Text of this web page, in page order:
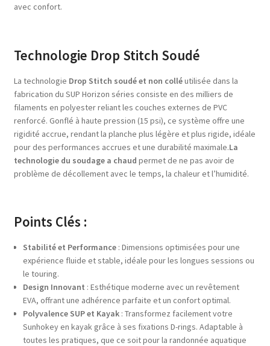
avec confort.
Technologie Drop Stitch Soudé
La technologie Drop Stitch soudé et non colléutilisée dans la
fabrication du SUP Horizon séries consiste en des milliers de
filaments en polyester reliant les couches externes de PVC
renforcé. Gonflé à haute pression (15 psi), ce système offre une
rigidité accrue, rendant la planche plus légère et plus rigide, idéale
pour des performances accrues et une durabilité maximale.La
technologie du soudage a chaud permet de ne pas avoir de
problème de décollement avec le temps, la chaleur et l’humidité.
Points Clés :
Stabilité et Performance: Dimensions optimisées pour une
expérience fluide et stable, idéale pour les longues sessions ou
le touring.
Design Innovant : Esthétique moderne avec un revêtement
EVA, offrant une adhérence parfaite et un confort optimal.
Polyvalence SUP et Kayak: Transformez facilement votre
Sunhokey en kayak grâce à ses fixations D-rings. Adaptable à
toutes les pratiques, que ce soit pour la randonnée aquatique